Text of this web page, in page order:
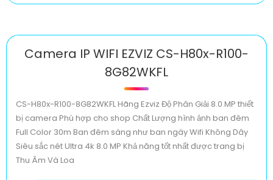
Camera IP WIFI EZVIZ CS-H80x-R100-
8G82WKFL
CS-H80x-R100-8G82WKFL Hãng Ezviz Độ Phân Giải 8.0 MP thiết
bị camera Phù hợp cho shop Chất Lượng hình ảnh ban đêm
Full Color 30m Ban đêm sáng như ban ngày Wifi Không Dây
Siêu sắc nét Ultra 4k 8.0 MP Khả năng tốt nhất được trang bị
Thu Âm Và Loa